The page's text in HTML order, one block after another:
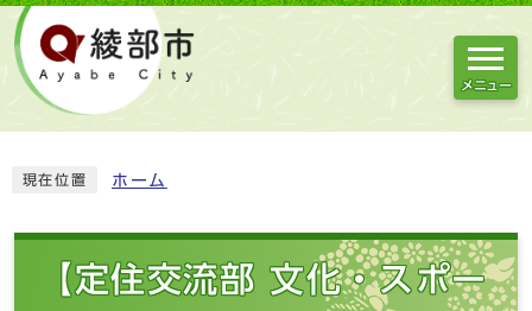
メニュー
現在位置 ホーム
【定住交流部 文化・スポー